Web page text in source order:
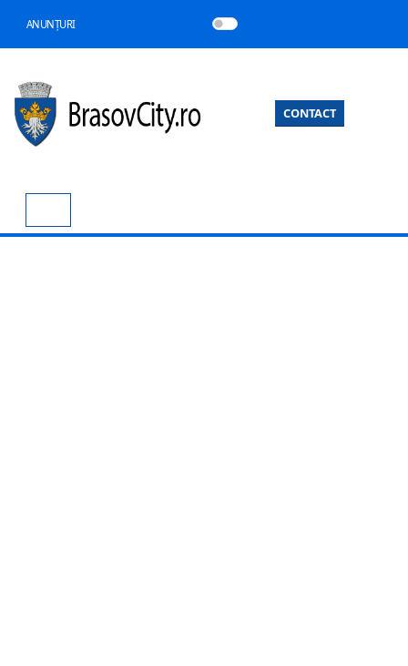
ANUNȚURI
CONTACT